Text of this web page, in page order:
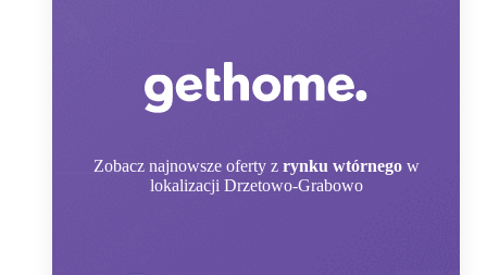
Zobacz najnowsze oferty z rynku wtórnego w
lokalizacji Drzetowo-Grabowo